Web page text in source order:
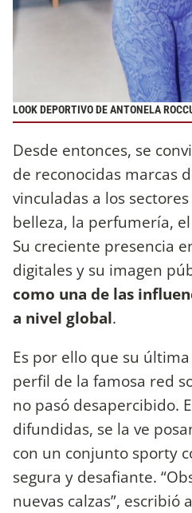
LOOK DEPORTIVO DE ANTONELA
Desde entonces, se
de reconocidas marcas
vinculadas a los
belleza, la perfumería,
Su creciente presencia
digitales y su imagen
como una de las
a nivel global.
Es por ello que su
perfil de la famosa red
no pasó desapercibido.
difundidas, se la ve
con un conjunto sporty
segura y desafiante.
nuevas calzas”, escribió